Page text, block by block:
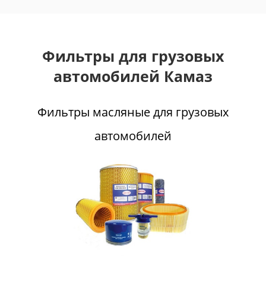
Фильтры для грузовых
автомобилей Камаз
Фильтры масляные для грузовых
автомобилей